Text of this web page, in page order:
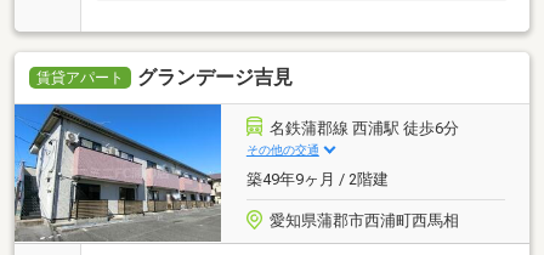
賃貸アパート グランデージ吉見
名鉄蒲郡線 西浦駅 徒歩6分
その他の交通
築49年9ヶ月 / 2階建
愛知県蒲郡市西浦町西馬相